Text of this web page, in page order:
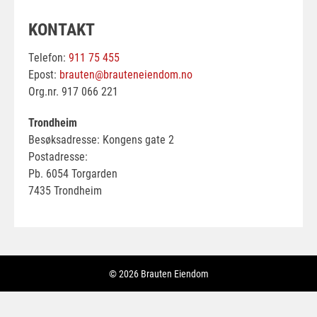
KONTAKT
Telefon: 911 75 455
Epost: brauten@brauteneiendom.no
Org.nr. 917 066 221
Trondheim
Besøksadresse: Kongens gate 2
Postadresse:
Pb. 6054 Torgarden
7435 Trondheim
© 2026 Brauten Eiendom